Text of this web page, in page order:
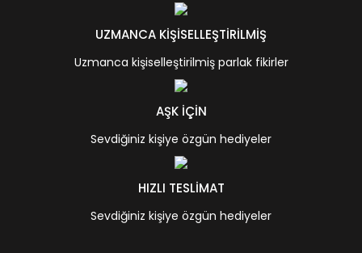
UZMANCA KİŞİSELLEŞTİRİLMİŞ
Uzmanca kişiselleştirilmiş parlak fikirler
AŞK İÇİN
Sevdiğiniz kişiye özgün hediyeler
HIZLI TESLİMAT
Sevdiğiniz kişiye özgün hediyeler